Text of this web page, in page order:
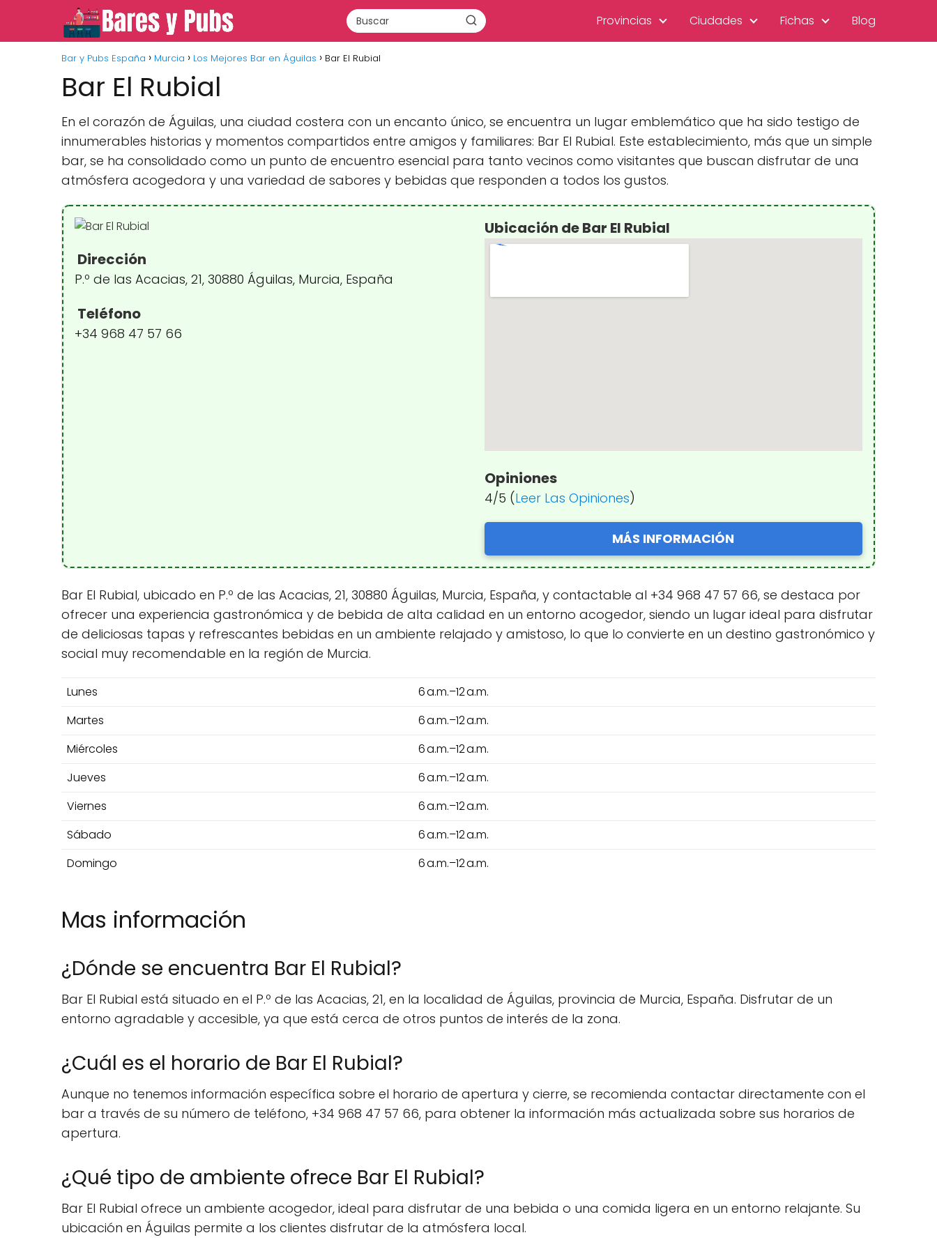
Provincias Ciudades Fichas Blog
Bar y Pubs España Murcia Los Mejores Bar en Águilas Bar El Rubial
Bar El Rubial
En el corazón de Águilas, una ciudad costera con un encanto único, se encuentra un lugar emblemático que ha sido testigo de
innumerables historias y momentos compartidos entre amigos y familiares: Bar El Rubial. Este establecimiento, más que un simple
bar, se ha consolidado como un punto de encuentro esencial para tanto vecinos como visitantes que buscan disfrutar de una
atmósfera acogedora y una variedad de sabores y bebidas que responden a todos los gustos.
Dirección
P.º de las Acacias, 21, 30880 Águilas, Murcia, España
Teléfono
+34 968 47 57 66
Ubicación de Bar El Rubial
Opiniones
4/5 (Leer Las Opiniones)
MÁS INFORMACIÓN
Bar El Rubial, ubicado en P.º de las Acacias, 21, 30880 Águilas, Murcia, España, y contactable al +34 968 47 57 66, se destaca por
ofrecer una experiencia gastronómica y de bebida de alta calidad en un entorno acogedor, siendo un lugar ideal para disfrutar
de deliciosas tapas y refrescantes bebidas en un ambiente relajado y amistoso, lo que lo convierte en un destino gastronómico y
social muy recomendable en la región de Murcia.
Lunes
6 a.m.–12 a.m.
Martes
6 a.m.–12 a.m.
Miércoles
6 a.m.–12 a.m.
Jueves
6 a.m.–12 a.m.
Viernes
6 a.m.–12 a.m.
Sábado
6 a.m.–12 a.m.
Domingo
6 a.m.–12 a.m.
Mas información
¿Dónde se encuentra Bar El Rubial?
Bar El Rubial está situado en el P.º de las Acacias, 21, en la localidad de Águilas, provincia de Murcia, España. Disfrutar de un
entorno agradable y accesible, ya que está cerca de otros puntos de interés de la zona.
¿Cuál es el horario de Bar El Rubial?
Aunque no tenemos información específica sobre el horario de apertura y cierre, se recomienda contactar directamente con el
bar a través de su número de teléfono, +34 968 47 57 66, para obtener la información más actualizada sobre sus horarios de
apertura.
¿Qué tipo de ambiente ofrece Bar El Rubial?
Bar El Rubial ofrece un ambiente acogedor, ideal para disfrutar de una bebida o una comida ligera en un entorno relajante. Su
ubicación en Águilas permite a los clientes disfrutar de la atmósfera local.